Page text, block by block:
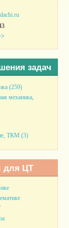
задач
(259)
механика,
ТКМ (3)
для ЦТ